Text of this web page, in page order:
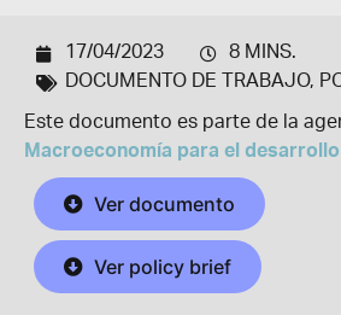
Ver documento
Ver policy brief
Este documento es parte de la
Macroeconomía para el desarrollo
17/04/2023
8 MINS.
DOCUMENTO DE TRABAJO,